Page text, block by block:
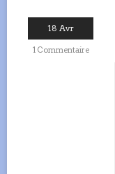
18 Avr
1 Commentaire